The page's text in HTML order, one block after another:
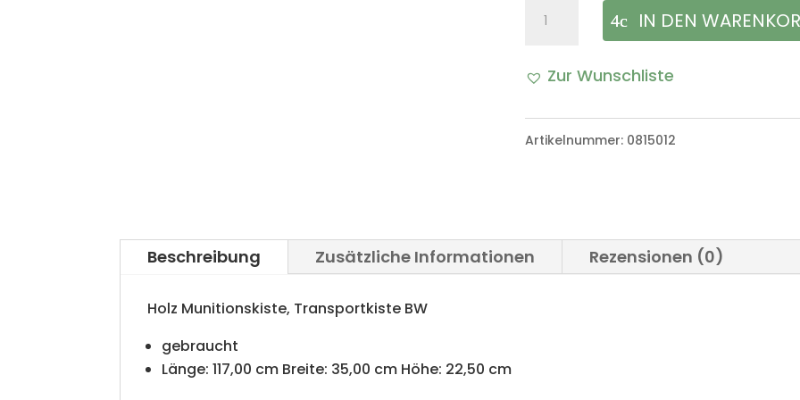
Holz
Munitionskiste
Transportkiste
Menge
IN DEN
Zur Wunschliste
l
r
n
Artikelnummer: 0815012
Beschreibung Zusätzliche Informationen Rezensionen (0)
Holz Munitionskiste, Transportkiste BW
gebraucht
Länge: 117,00 cm Breite: 35,00 cm Höhe: 22,50 cm